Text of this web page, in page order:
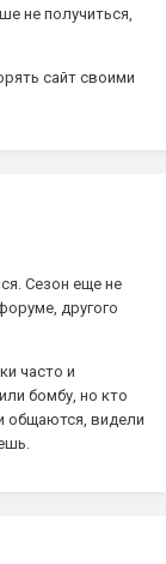
не получиться,
сайт своими
Сезон еще не
другого
часто и
бомбу, но кто
общаются, видели